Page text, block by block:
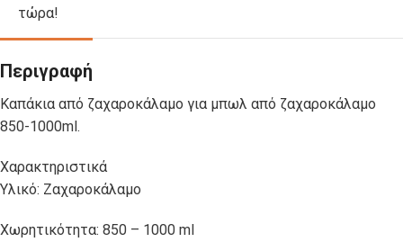
τώρα!
Περιγραφή
Kαπάκια από ζαχαροκάλαμο για μπωλ από ζαχαροκάλαμο
850-1000ml.
Χαρακτηριστικά
Υλικό: Ζαχαροκάλαμο
Χωρητικότητα: 850 – 1000 ml